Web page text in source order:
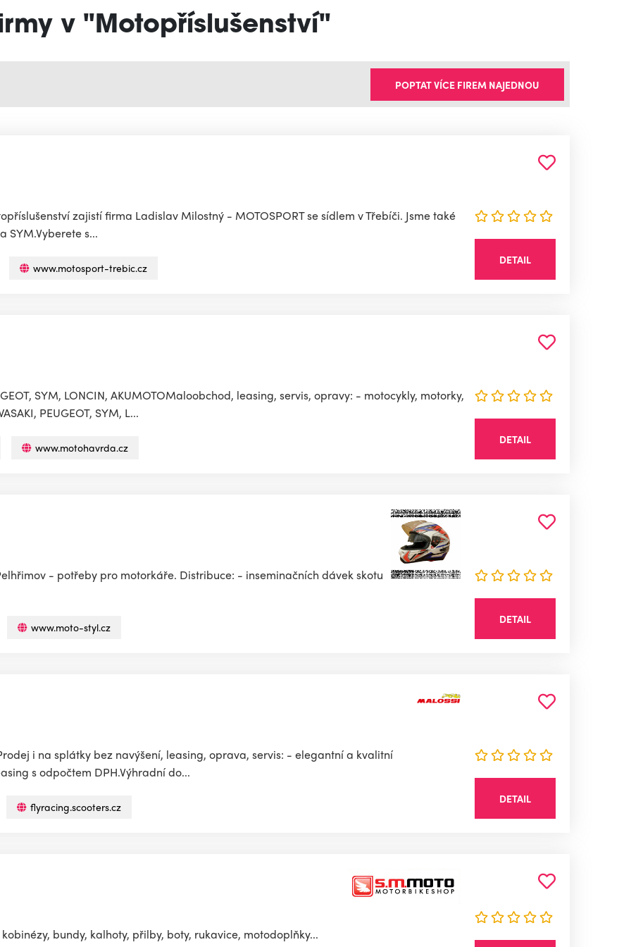
v "Motopříslušenství"
POPTAT VÍCE FIREM NAJEDNOU
zajistí firma Ladislav Milostný - MOTOSPORT se sídlem v Třebíči. Jsme také
SYM.Vyberete s...
www.motosport-trebic.cz
DETAIL
SYM, LONCIN, AKUMOTOMaloobchod, leasing, servis, opravy: - motocykly, motorky,
PEUGEOT, SYM, L...
www.motohavrda.cz
DETAIL
- potřeby pro motorkáře. Distribuce: - inseminačních dávek skotu
www.moto-styl.cz
DETAIL
i na splátky bez navýšení, leasing, oprava, servis: - elegantní a kvalitní
s odpočtem DPH.Výhradní do...
flyracing.scooters.cz
DETAIL
bundy, kalhoty, přilby, boty, rukavice, motodoplňky...